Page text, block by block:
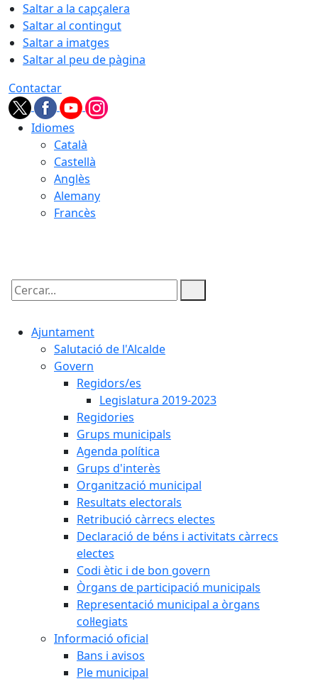
Saltar a la capçalera
Saltar al contingut
Saltar a imatges
Saltar al peu de pàgina
Contactar
Idiomes
Català
Castellà
Anglès
Alemany
Francès
Cercar:
Ajuntament
Salutació de l'Alcalde
Govern
Regidors/es
Legislatura 2019-2023
Regidories
Grups municipals
Agenda política
Grups d'interès
Organització municipal
Resultats electorals
Retribució càrrecs electes
Declaració de béns i activitats càrrecs
electes
Codi ètic i de bon govern
Òrgans de participació municipals
Representació municipal a òrgans
col·legiats
Informació oficial
Bans i avisos
Ple municipal